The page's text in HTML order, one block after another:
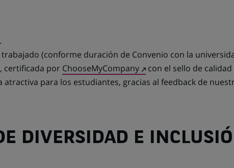
trabajado (conforme duración de Convenio con la
certificada por ChooseMyCompany(Opens
in
con el sello de calidad
atractiva para los estudiantes, gracias al feedback de
DIVERSIDAD E